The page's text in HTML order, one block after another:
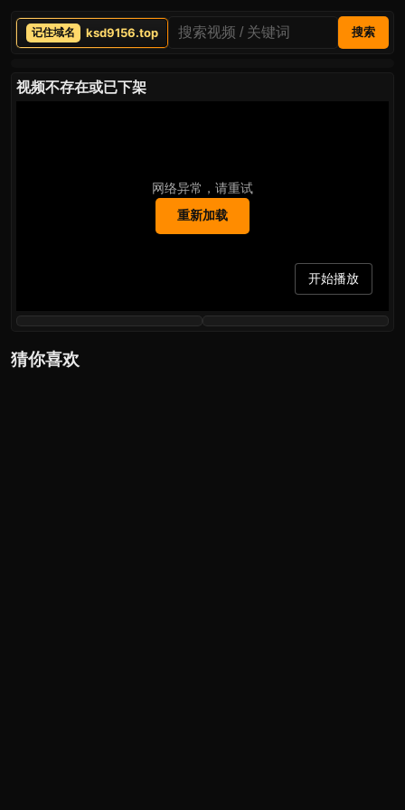
ksd9156.top 搜索
视频不存在或已下架
网络异常，请重试
重新加载
开始播放
猜你喜欢